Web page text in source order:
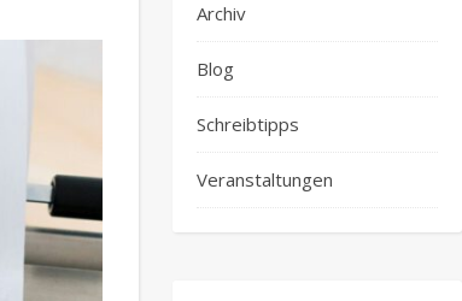
Archiv
Blog
Schreibtipps
Veranstaltungen